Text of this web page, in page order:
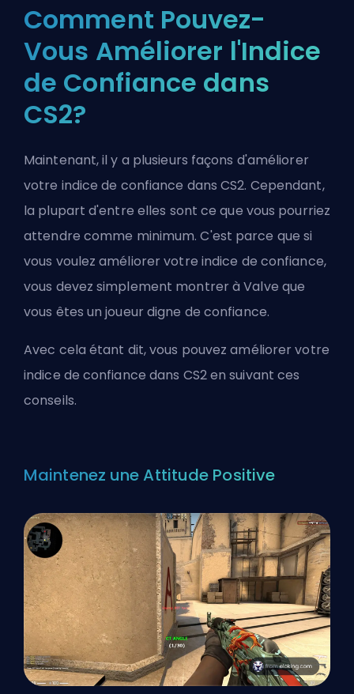
Comment Pouvez-
Vous Améliorer l'Indice
de Confiance dans
CS2?
Maintenant, il y a plusieurs façons d'améliorer
votre indice de confiance dans CS2. Cependant,
la plupart d'entre elles sont ce que vous pourriez
attendre comme minimum. C'est parce que si
vous voulez améliorer votre indice de confiance,
vous devez simplement montrer à Valve que
vous êtes un joueur digne de confiance.
Avec cela étant dit, vous pouvez améliorer votre
indice de confiance dans CS2 en suivant ces
conseils.
Maintenez une Attitude Positive